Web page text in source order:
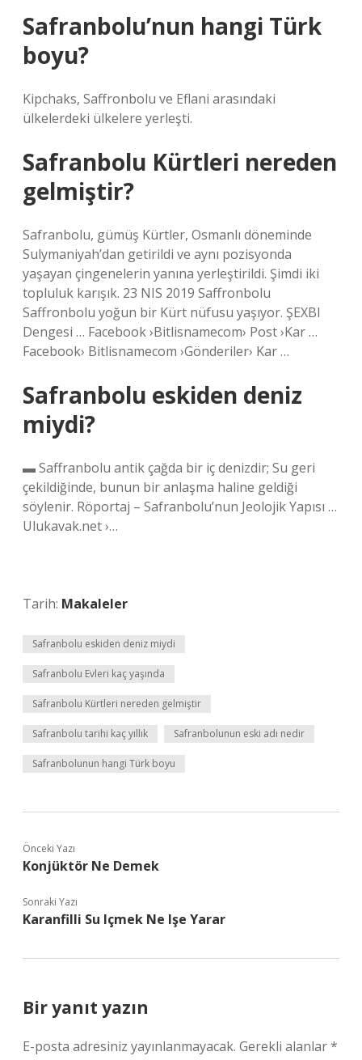
Safranbolu’nun hangi Türk
boyu?
Kipchaks, Saffronbolu ve Eflani arasındaki
ülkelerdeki ülkelere yerleşti.
Safranbolu Kürtleri nereden
gelmiştir?
Safranbolu, gümüş Kürtler, Osmanlı döneminde
Sulymaniyah’dan getirildi ve aynı pozisyonda
yaşayan çingenelerin yanına yerleştirildi. Şimdi iki
topluluk karışık. 23 NIS 2019 Saffronbolu
Saffronbolu yoğun bir Kürt nüfusu yaşıyor. ŞEXBI
Dengesi … Facebook ›Bitlisnamecom› Post ›Kar …
Facebook› Bitlisnamecom ›Gönderiler› Kar …
Safranbolu eskiden deniz
miydi?
▬ Saffranbolu antik çağda bir iç denizdir; Su geri
çekildiğinde, bunun bir anlaşma haline geldiği
söylenir. Röportaj – Safranbolu’nun Jeolojik Yapısı …
Ulukavak.net ›…
Tarih: Makaleler
Safranbolu eskiden deniz miydi
Safranbolu Evleri kaç yaşında
Safranbolu Kürtleri nereden gelmiştir
Safranbolu tarihi kaç yıllık Safranbolunun eski adı nedir
Safranbolunun hangi Türk boyu
Önceki Yazı
Konjüktör Ne Demek
Sonraki Yazı
Karanfilli Su Içmek Ne Işe Yarar
Bir yanıt yazın
E-posta adresiniz yayınlanmayacak. Gerekli alanlar*